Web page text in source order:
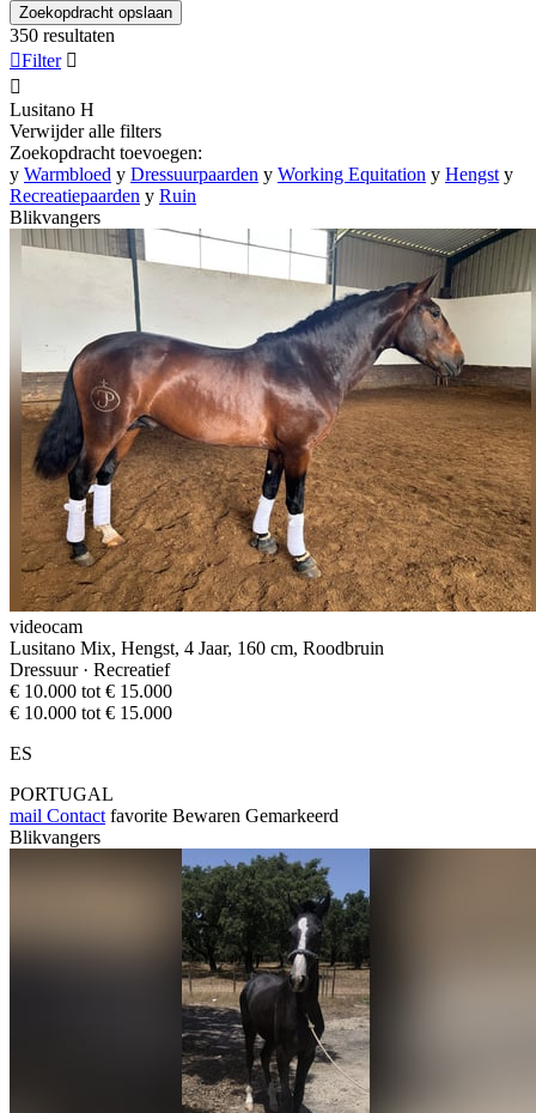
Zoekopdracht opslaan
350 resultaten
Filter 

Lusitano H
Verwijder alle filters
Zoekopdracht toevoegen:
y Warmbloed y Dressuurpaarden y Working Equitation y Hengst y
Recreatiepaarden y Ruin
Blikvangers
videocam
Lusitano Mix, Hengst, 4 Jaar, 160 cm, Roodbruin
Dressuur · Recreatief
€ 10.000 tot € 15.000
€ 10.000 tot € 15.000
ES
PORTUGAL
mail Contact favorite Bewaren Gemarkeerd
Blikvangers